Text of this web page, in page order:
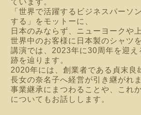
ています。
「世界で活躍するビジネスパーソ
する」をモットーに、
日本のみならず、ニューヨークや
世界中のお客様に日本製のシャツ
講演では、2023年に30周年を迎え
跡を辿ります。
2020年には、創業者である貞末良
長女の奈名子へ経営が引き継がれま
事業継承にまつわることや、これ
についてもお話しします。